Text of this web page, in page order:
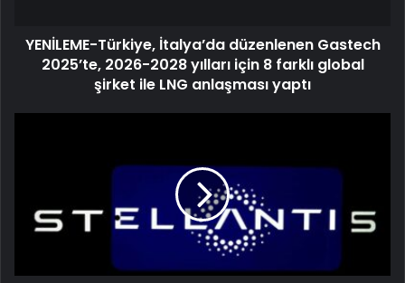
YENİLEME-Türkiye, İtalya’da düzenlenen Gastech
2025’te, 2026-2028 yılları için 8 farklı global
şirket ile LNG anlaşması yaptı